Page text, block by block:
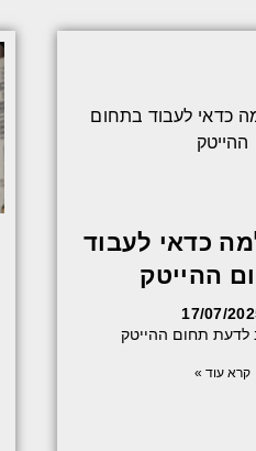
כדאי לעבוד
ההייטק
17/07/
תחום ההייטק
קרא עוד »